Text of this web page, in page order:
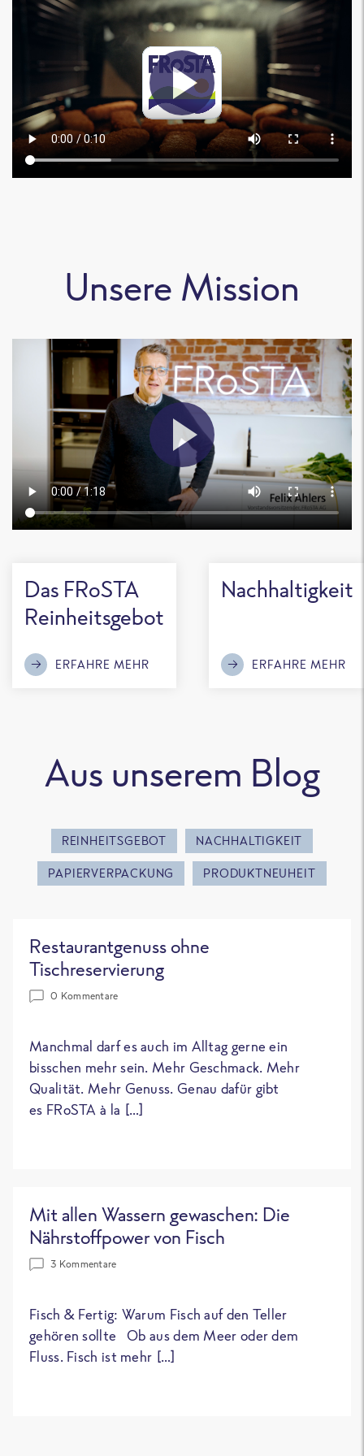
Unsere Mission
Das FRoSTA
Reinheitsgebot
ERFAHRE MEHR
Nachhaltigkeit
ERFAHRE MEHR
Aus unserem Blog
REINHEITSGEBOT NACHHALTIGKEIT
PAPIERVERPACKUNG PRODUKTNEUHEIT
Restaurantgenuss ohne
Tischreservierung
0 Kommentare
Manchmal darf es auch im Alltag gerne ein
bisschen mehr sein. Mehr Geschmack. Mehr
Qualität. Mehr Genuss. Genau dafür gibt
es FRoSTA à la […]
Mit allen Wassern gewaschen: Die
Nährstoffpower von Fisch
3 Kommentare
Fisch & Fertig: Warum Fisch auf den Teller
gehören sollte Ob aus dem Meer oder dem
Fluss. Fisch ist mehr […]